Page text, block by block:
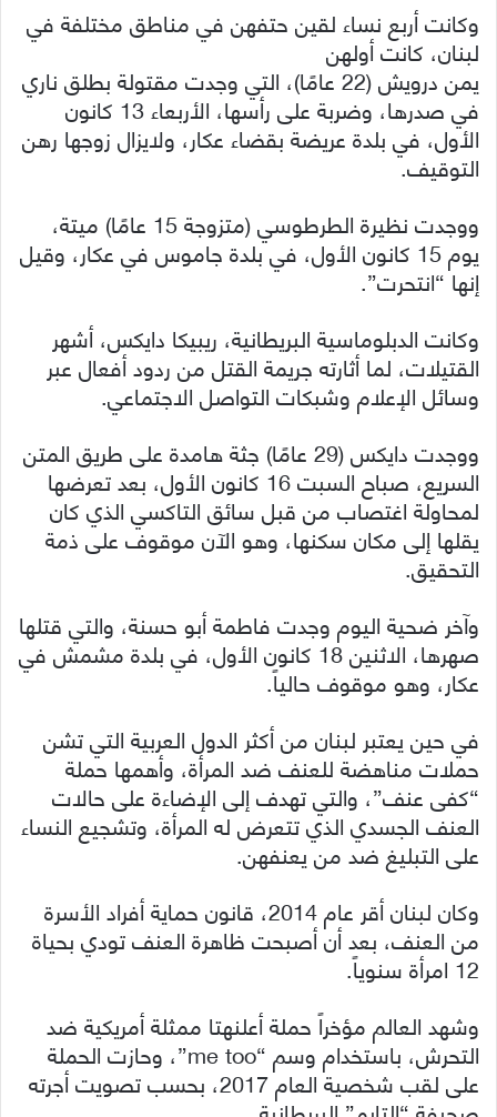
وكانت أربع نساء لقين حتفهن في مناطق مختلفة في
لبنان، كانت أولهن
يمن درويش (22 عامًا)، التي وجدت مقتولة بطلق ناري
في صدرها، وضربة على رأسها، الأربعاء 13 كانون
الأول، في بلدة عريضة بقضاء عكار، ولايزال زوجها رهن
التوقيف.
ووجدت نظيرة الطرطوسي (متزوجة 15 عامًا) ميتة،
يوم 15 كانون الأول، في بلدة جاموس في عكار، وقيل
إنها “انتحرت”.
وكانت الدبلوماسية البريطانية، ريبيكا دايكس، أشهر
القتيلات، لما أثارته جريمة القتل من ردود أفعال عبر
وسائل الإعلام وشبكات التواصل الاجتماعي.
ووجدت دايكس (29 عامًا) جثة هامدة على طريق المتن
السريع، صباح السبت 16 كانون الأول، بعد تعرضها
لمحاولة اغتصاب من قبل سائق التاكسي الذي كان
يقلها إلى مكان سكنها، وهو الآن موقوف على ذمة
التحقيق.
وآخر ضحية اليوم وجدت فاطمة أبو حسنة، والتي قتلها
صهرها، الاثنين 18 كانون الأول، في بلدة مشمش في
عكار، وهو موقوف حالياً.
في حين يعتبر لبنان من أكثر الدول العربية التي تشن
حملات مناهضة للعنف ضد المرأة، وأهمها حملة
“كفى عنف”، والتي تهدف إلى الإضاءة على حالات
العنف الجسدي الذي تتعرض له المرأة، وتشجيع النساء
على التبليغ ضد من يعنفهن.
وكان لبنان أقر عام 2014، قانون حماية أفراد الأسرة
من العنف، بعد أن أصبحت ظاهرة العنف تودي بحياة
12 امرأة سنوياً.
وشهد العالم مؤخراً حملة أعلنهتا ممثلة أمريكية ضد
التحرش، باستخدام وسم “me too”، وحازت الحملة
على لقب شخصية العام 2017، بحسب تصويت أجرته